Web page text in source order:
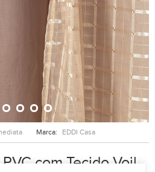
Marca: EDDI Casa
com Tecido Voil